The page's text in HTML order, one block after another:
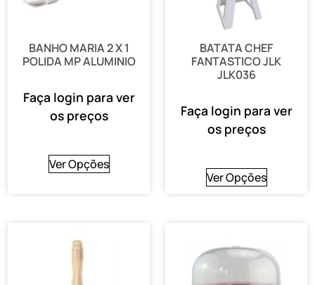
BANHO MARIA 2 X 1
POLIDA MP ALUMINIO
Faça login para ver
os preços
Ver Opções
BATATA CHEF
FANTASTICO JLK
JLK036
Faça login para ver
os preços
Ver Opções